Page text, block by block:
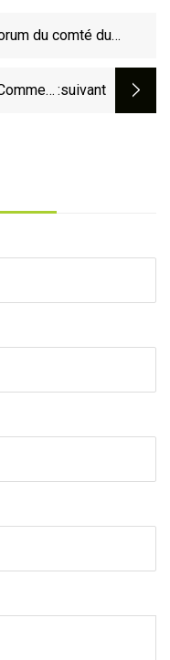
du comté du
de dépenses et le
:suivant